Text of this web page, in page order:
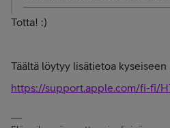
Totta! :)
Täältä löytyy lisätietoa
https://support.apple.com/fi-fi/